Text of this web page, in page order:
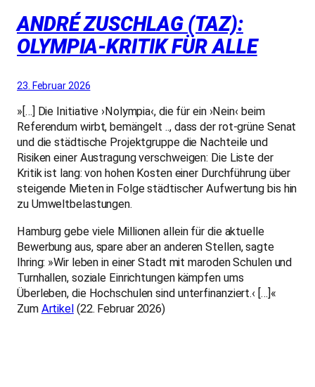
ANDRÉ ZUSCHLAG (TAZ):
OLYMPIA-KRITIK FÜR ALLE
23. Februar 2026
»[…] Die Initiative ›Nolympia‹, die für ein ›Nein‹ beim
Referendum wirbt, bemängelt .., dass der rot-grüne Senat
und die städtische Projektgruppe die Nachteile und
Risiken einer Austragung verschweigen: Die Liste der
Kritik ist lang: von hohen Kosten einer Durchführung über
steigende Mieten in Folge städtischer Aufwertung bis hin
zu Umweltbelastungen.
Hamburg gebe viele Millionen allein für die aktuelle
Bewerbung aus, spare aber an anderen Stellen, sagte
Ihring: »Wir leben in einer Stadt mit maroden Schulen und
Turnhallen, soziale Einrichtungen kämpfen ums
Überleben, die Hochschulen sind unterfinanziert.‹ […]«
Zum Artikel(22. Februar 2026)